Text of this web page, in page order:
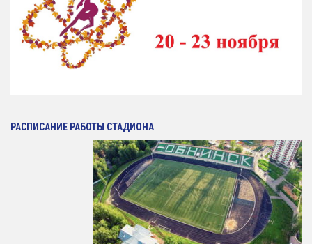
РАСПИСАНИЕ РАБОТЫ СТАДИОНА